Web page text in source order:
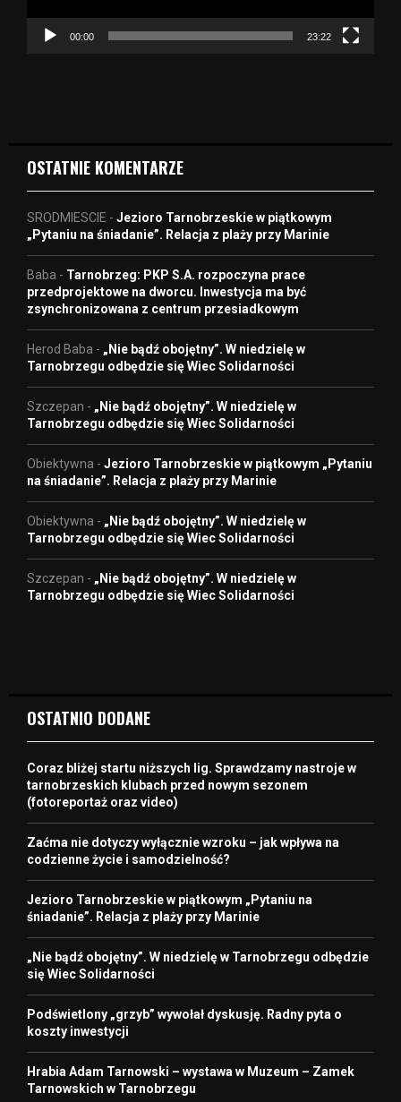
c
00:00 23:22
OSTATNIE KOMENTARZE
SRODMIESCIE - Jezioro Tarnobrzeskie w piątkowym
„Pytaniu na śniadanie”. Relacja z plaży przy Marinie
Baba - Tarnobrzeg: PKP S.A. rozpoczyna prace
przedprojektowe na dworcu. Inwestycja ma być
zsynchronizowana z centrum przesiadkowym
Herod Baba - „Nie bądź obojętny”. W niedzielę w
Tarnobrzegu odbędzie się Wiec Solidarności
Szczepan - „Nie bądź obojętny”. W niedzielę w
Tarnobrzegu odbędzie się Wiec Solidarności
Obiektywna - Jezioro Tarnobrzeskie w piątkowym „Pytaniu
na śniadanie”. Relacja z plaży przy Marinie
Obiektywna - „Nie bądź obojętny”. W niedzielę w
Tarnobrzegu odbędzie się Wiec Solidarności
Szczepan - „Nie bądź obojętny”. W niedzielę w
Tarnobrzegu odbędzie się Wiec Solidarności
OSTATNIO DODANE
Coraz bliżej startu niższych lig. Sprawdzamy nastroje w
tarnobrzeskich klubach przed nowym sezonem
(fotoreportaż oraz video)
Zaćma nie dotyczy wyłącznie wzroku – jak wpływa na
codzienne życie i samodzielność?
Jezioro Tarnobrzeskie w piątkowym „Pytaniu na
śniadanie”. Relacja z plaży przy Marinie
„Nie bądź obojętny”. W niedzielę w Tarnobrzegu odbędzie
się Wiec Solidarności
Podświetlony „grzyb” wywołał dyskusję. Radny pyta o
koszty inwestycji
Hrabia Adam Tarnowski – wystawa w Muzeum – Zamek
Tarnowskich w Tarnobrzegu